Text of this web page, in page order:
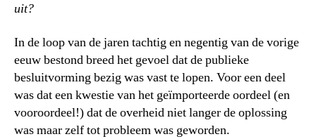
uit?
In de loop van de jaren tachtig en negentig van de vorige
eeuw bestond breed het gevoel dat de publieke
besluitvorming bezig was vast te lopen. Voor een deel
was dat een kwestie van het geïmporteerde oordeel (en
vooroordeel!) dat de overheid niet langer de oplossing
was maar zelf tot probleem was geworden.